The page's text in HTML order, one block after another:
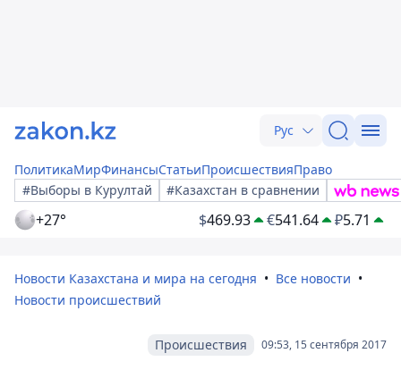
Рус
ПолитикаМирФинансыСтатьиПроисшествияПраво
#Выборы в Курултай
#Казахстан в сравнении
+27° $469.93 €541.64 ₽5.71
Новости Казахстана и мира на сегодня
Все новости
Новости происшествий
09:53, 15 сентября 2017
Происшествия